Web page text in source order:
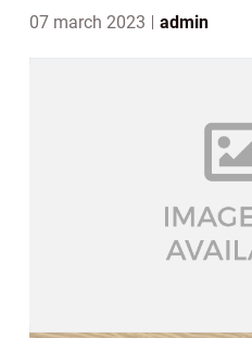
07 march 2023 admin